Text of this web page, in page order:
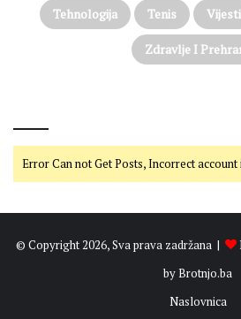
Tehnologija Tenis Vijesti
Zdravlje I
Error Can not Get Posts, Incorrect account
© Copyright 2026, Sva prava zadržana |
byBrotnjo.ba
Naslovnica